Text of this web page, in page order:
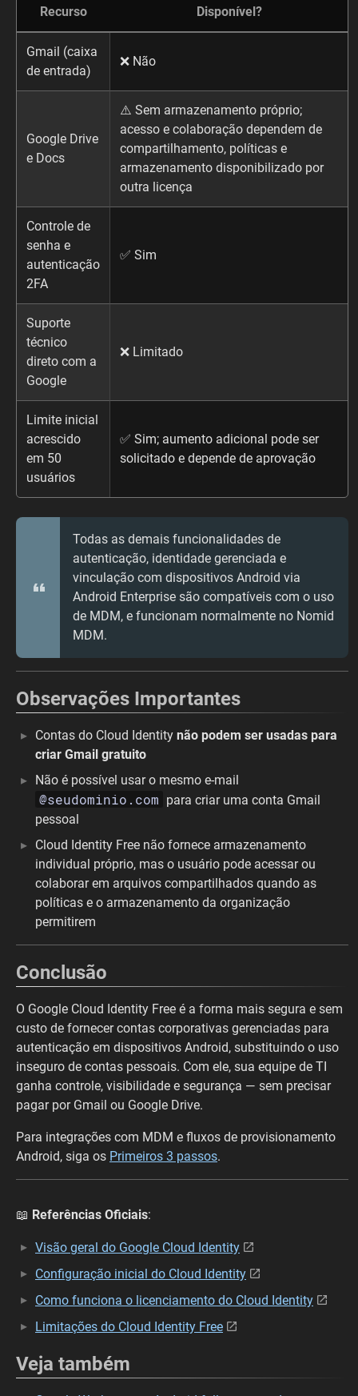
Recurso Disponível?
Gmail (caixa
de entrada)
❌ Não
Google Drive
e Docs
⚠️ Sem armazenamento próprio;
acesso e colaboração dependem de
compartilhamento, políticas e
armazenamento disponibilizado por
outra licença
Controle de
senha e
autenticação
2FA
✅ Sim
Suporte
técnico
direto com a
Google
❌ Limitado
Limite inicial
acrescido
em 50
usuários
✅ Sim; aumento adicional pode ser
solicitado e depende de aprovação
Todas as demais funcionalidades de
autenticação, identidade gerenciada e
vinculação com dispositivos Android via
Android Enterprise são compatíveis com o uso
de MDM, e funcionam normalmente no Nomid
MDM.
Observações Importantes
Contas do Cloud Identity não podem ser usadas para
criar Gmail gratuito
Não é possível usar o mesmo e-mail
@seudominio.com para criar uma conta Gmail
pessoal
Cloud Identity Free não fornece armazenamento
individual próprio, mas o usuário pode acessar ou
colaborar em arquivos compartilhados quando as
políticas e o armazenamento da organização
permitirem
Conclusão
O Google Cloud Identity Free é a forma mais segura e sem
custo de fornecer contas corporativas gerenciadas para
autenticação em dispositivos Android, substituindo o uso
inseguro de contas pessoais. Com ele, sua equipe de TI
ganha controle, visibilidade e segurança — sem precisar
pagar por Gmail ou Google Drive.
Para integrações com MDM e fluxos de provisionamento
Android, siga os Primeiros 3 passos.
📖 Referências Oficiais:
Visão geral do Google Cloud Identity
Configuração inicial do Cloud Identity
Como funciona o licenciamento do Cloud Identity
Limitações do Cloud Identity Free
Veja também